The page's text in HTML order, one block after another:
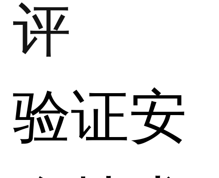
评
验证安